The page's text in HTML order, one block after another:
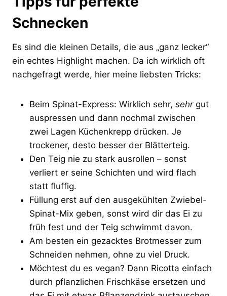
Schnecken
Es sind die kleinen Details, die aus „ganz lecker“
ein echtes Highlight machen. Da ich wirklich oft
nachgefragt werde, hier meine liebsten Tricks:
Beim Spinat-Express: Wirklich sehr, sehrgut
auspressen und dann nochmal zwischen
zwei Lagen Küchenkrepp drücken. Je
trockener, desto besser der Blätterteig.
Den Teig nie zu stark ausrollen – sonst
verliert er seine Schichten und wird flach
statt fluffig.
Füllung erst auf den ausgekühlten Zwiebel-
Spinat-Mix geben, sonst wird dir das Ei zu
früh fest und der Teig schwimmt davon.
Am besten ein gezacktes Brotmesser zum
Schneiden nehmen, ohne zu viel Druck.
Möchtest du es vegan? Dann Ricotta einfach
durch pflanzlichen Frischkäse ersetzen und